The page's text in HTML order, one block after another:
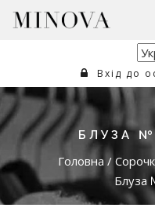
Вхід до
БЛУЗА
Головна /
Блуза